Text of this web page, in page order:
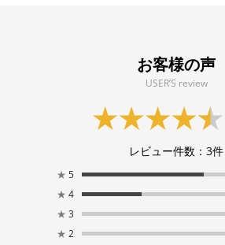
お客様の声
USER’S review
レビュー件数： 3件
★ 5
★ 4
★ 3
★ 2